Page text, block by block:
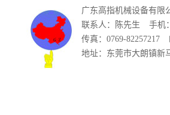
广东高指机械设备有限
联系人：陈先生
手机
传真：0769-82257217
地址：东莞市大朗镇新